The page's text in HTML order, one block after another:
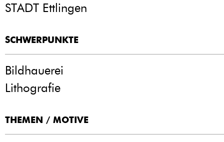
STADT Ettlingen
SCHWERPUNKTE
Bildhauerei
Lithografie
THEMEN / MOTIVE